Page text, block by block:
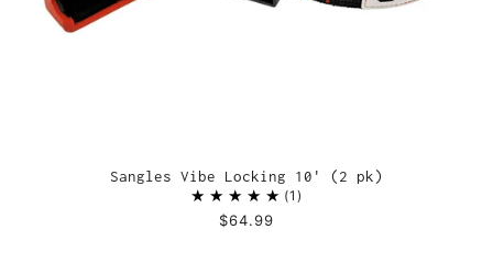
Sangles Vibe Locking 10' (2 pk)
1
$64.99